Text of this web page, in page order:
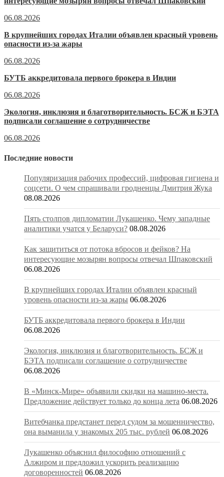
06.08.2026
В крупнейших городах Италии объявлен красный уровень
опасности из-за жары
06.08.2026
БУТБ аккредитовала первого брокера в Индии
06.08.2026
Экология, инклюзия и благотворительность. БСЖ и БЭТА
подписали соглашение о сотрудничестве
06.08.2026
Последние новости
Популяризация рабочих профессий, цифровая гигиена и
соцсети. О чем спрашивали гродненцы Дмитрия Жука
08.08.2026
Пять столпов дипломатии Лукашенко. Чему западные
аналитики учатся у Беларуси? 08.08.2026
Как защититься от потока вбросов и фейков? На
интересующие мозырян вопросы отвечал Шпаковский
06.08.2026
В крупнейших городах Италии объявлен красный
уровень опасности из-за жары 06.08.2026
БУТБ аккредитовала первого брокера в Индии
06.08.2026
Экология, инклюзия и благотворительность. БСЖ и
БЭТА подписали соглашение о сотрудничестве
06.08.2026
В «Минск-Мире» объявили скидки на машино-места.
Предложение действует только до конца лета 06.08.2026
Витебчанка предстанет перед судом за мошенничество,
она выманила у знакомых 205 тыс. рублей 06.08.2026
Лукашенко объяснил философию отношений с
Алжиром и предложил ускорить реализацию
договоренностей 06.08.2026